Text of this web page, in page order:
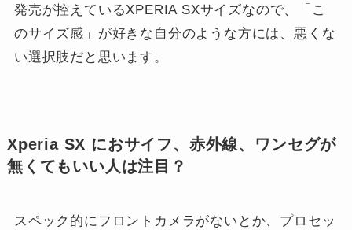
発売が控えているXPERIA SXサイズなので、「こ
のサイズ感」が好きな自分のような方には、悪くな
い選択肢だと思います。
Xperia SX におサイフ、赤外線、ワンセグが
無くてもいい人は注目？
スペック的にフロントカメラがないとか、プロセッ